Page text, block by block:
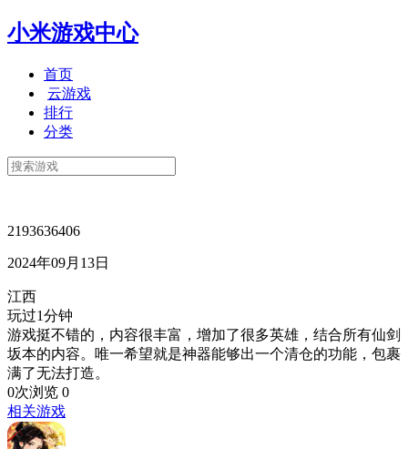
小米游戏中心
首页
云游戏
排行
分类
2193636406
2024年09月13日
江西
玩过1分钟
游戏挺不错的，内容很丰富，增加了很多英雄，结合所有仙剑
坂本的内容。唯一希望就是神器能够出一个清仓的功能，包裹
满了无法打造。
0次浏览 0
相关游戏